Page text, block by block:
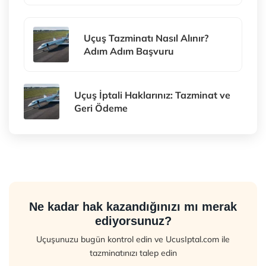
Uçuş Tazminatı Nasıl Alınır?
Adım Adım Başvuru
Uçuş İptali Haklarınız: Tazminat ve
Geri Ödeme
Ne kadar hak kazandığınızı mı merak
ediyorsunuz?
Uçuşunuzu bugün kontrol edin ve UcusIptal.com ile
tazminatınızı talep edin